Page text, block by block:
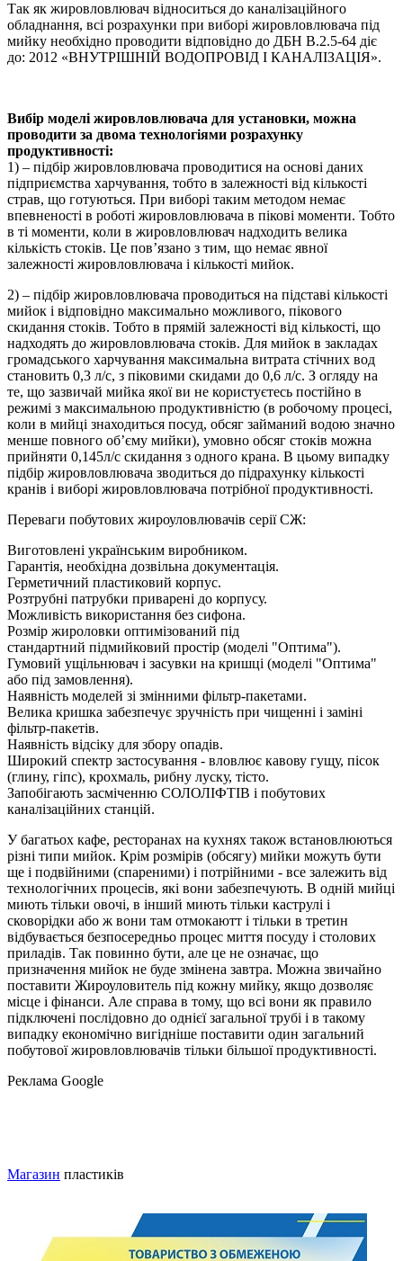
Так як жировловлювач відноситься до каналізаційного
обладнання, всі розрахунки при виборі жировловлювача під
мийку необхідно проводити відповідно до ДБН В.2.5-64 діє
до: 2012 «ВНУТРІШНІЙ ВОДОПРОВІД І КАНАЛІЗАЦІЯ».
Вибір моделі жировловлювача для установки, можна
проводити за двома технологіями розрахунку
продуктивності:
1) – підбір жировловлювача проводитися на основі даних
підприємства харчування, тобто в залежності від кількості
страв, що готуються. При виборі таким методом немає
впевненості в роботі жировловлювача в пікові моменти. Тобто
в ті моменти, коли в жировловлювач надходить велика
кількість стоків. Це пов’язано з тим, що немає явної
залежності жировловлювача і кількості мийок.
2) – підбір жировловлювача проводиться на підставі кількості
мийок і відповідно максимально можливого, пікового
скидання стоків. Тобто в прямій залежності від кількості, що
надходять до жировловлювача стоків. Для мийок в закладах
громадського харчування максимальна витрата стічних вод
становить 0,3 л/с, з піковими скидами до 0,6 л/с. З огляду на
те, що зазвичай мийка якої ви не користуєтесь постійно в
режимі з максимальною продуктивністю (в робочому процесі,
коли в мийці знаходиться посуд, обсяг займаний водою значно
менше повного об’єму мийки), умовно обсяг стоків можна
прийняти 0,145л/с скидання з одного крана. В цьому випадку
підбір жировловлювача зводиться до підрахунку кількості
кранів і виборі жировловлювача потрібної продуктивності.
Переваги побутових жироуловлювачів серії СЖ:
Виготовлені українським виробником.
Гарантія, необхідна дозвільна документація.
Герметичний пластиковий корпус.
Розтрубні патрубки приварені до корпусу.
Можливість використання без сифона.
Розмір жироловки оптимізований під
стандартний підмийковий простір (моделі "Оптима").
Гумовий ущільнювач і засувки на кришці (моделі "Оптима"
або під замовлення).
Наявність моделей зі змінними фільтр-пакетами.
Велика кришка забезпечує зручність при чищенні і заміні
фільтр-пакетів.
Наявність відсіку для збору опадів.
Широкий спектр застосування - вловлює кавову гущу, пісок
(глину, гіпс), крохмаль, рибну луску, тісто.
Запобігають засміченню СОЛОЛІФТІВ і побутових
каналізаційних станцій.
У багатьох кафе, ресторанах на кухнях також встановлюються
різні типи мийок. Крім розмірів (обсягу) мийки можуть бути
ще і подвійними (спареними) і потрійними - все залежить від
технологічних процесів, які вони забезпечують. В одній мийці
миють тільки овочі, в інший миють тільки каструлі і
сковорідки або ж вони там отмокаютт і тільки в третин
відбувається безпосередньо процес миття посуду і столових
приладів. Так повинно бути, але це не означає, що
призначення мийок не буде змінена завтра. Можна звичайно
поставити Жироуловитель під кожну мийку, якщо дозволяє
місце і фінанси. Але справа в тому, що всі вони як правило
підключені послідовно до однієї загальної трубі і в такому
випадку економічно вигідніше поставити один загальний
побутової жировловлювачів тільки більшої продуктивності.
Реклама Google
Магазин пластиків